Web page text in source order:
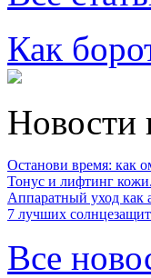
Как
Новости
Останови время: как
Тонус и лифтинг
Аппаратный уход как
7 лучших
Все